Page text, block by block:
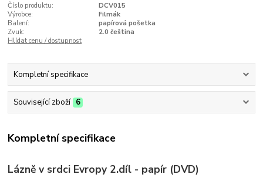
Číslo produktu:
DCV015
Výrobce:
Filmák
Balení:
papírová pošetka
Zvuk:
2.0 čeština
Hlídat cenu / dostupnost
Kompletní specifikace
Související zboží 6
Kompletní specifikace
Lázně v srdci Evropy 2.díl - papír (DVD)